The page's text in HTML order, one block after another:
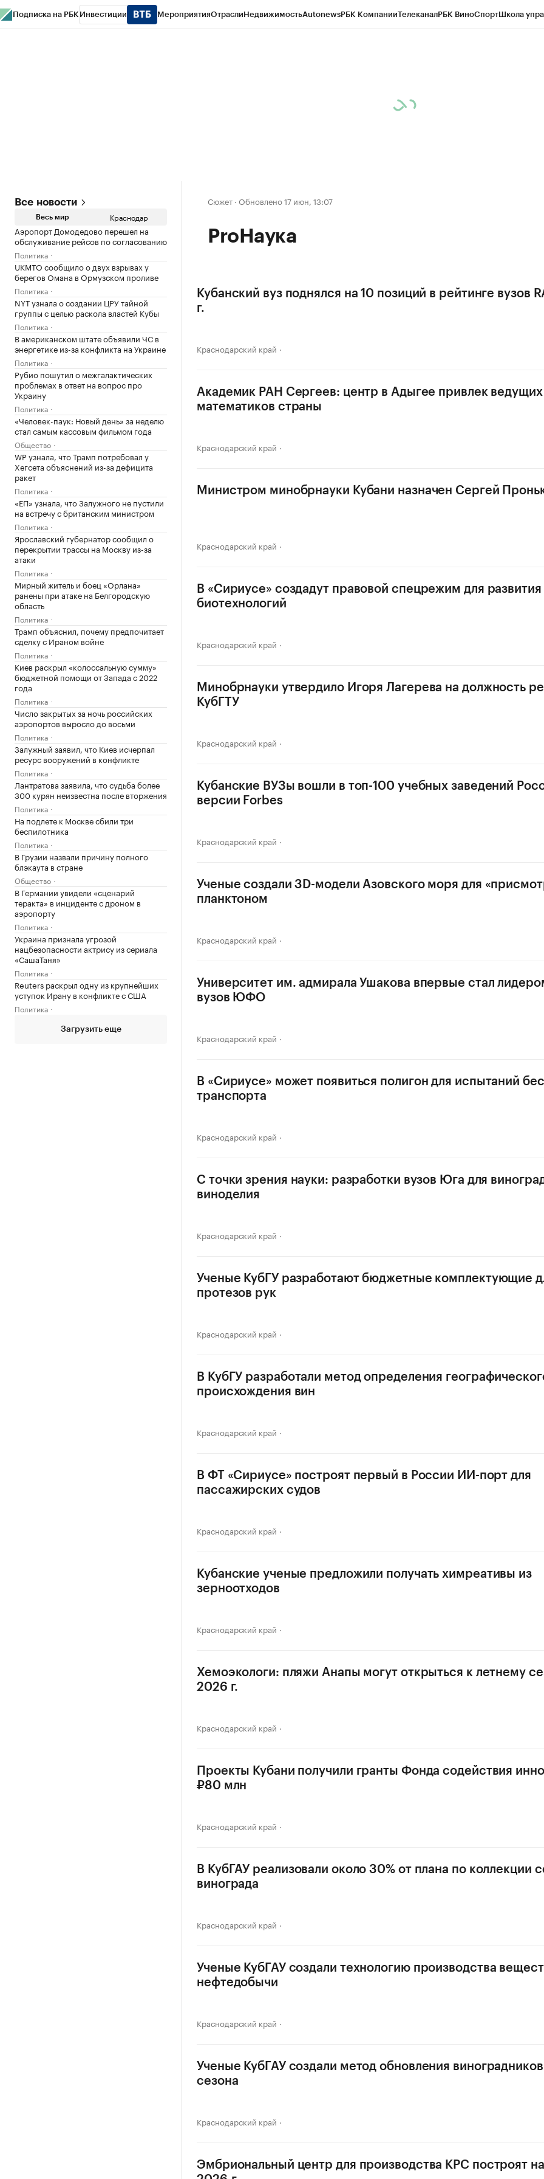
Подписка на РБК Инвестиции МероприятияОтраслиНедвижимостьAutonewsРБК КомпанииТелеканалРБК ВиноСпортШкола
Все новости
Весь мир Краснодар
Аэропорт Домодедово перешел на
обслуживание рейсов по согласованию
Политика
UKMTO сообщило о двух взрывах у
берегов Омана в Ормузском проливе
Политика
NYT узнала о создании ЦРУ тайной
группы с целью раскола властей Кубы
Политика
В американском штате объявили ЧС в
энергетике из-за конфликта на Украине
Политика
Рубио пошутил о межгалактических
проблемах в ответ на вопрос про
Украину
Политика
«Человек-паук: Новый день» за неделю
стал самым кассовым фильмом года
Общество
WP узнала, что Трамп потребовал у
Хегсета объяснений из-за дефицита
ракет
Политика
«ЕП» узнала, что Залужного не пустили
на встречу с британским министром
Политика
Ярославский губернатор сообщил о
перекрытии трассы на Москву из-за
атаки
Политика
Мирный житель и боец «Орлана»
ранены при атаке на Белгородскую
область
Политика
Трамп объяснил, почему предпочитает
сделку с Ираном войне
Политика
Киев раскрыл «колоссальную сумму»
бюджетной помощи от Запада с 2022
года
Политика
Число закрытых за ночь российских
аэропортов выросло до восьми
Политика
Залужный заявил, что Киев исчерпал
ресурс вооружений в конфликте
Политика
Лантратова заявила, что судьба более
300 курян неизвестна после вторжения
Политика
На подлете к Москве сбили три
беспилотника
Политика
В Грузии назвали причину полного
блэкаута в стране
Общество
В Германии увидели «сценарий
теракта» в инциденте с дроном в
аэропорту
Политика
Украина признала угрозой
нацбезопасности актрису из сериала
«СашаТаня»
Политика
Reuters раскрыл одну из крупнейших
уступок Ирану в конфликте с США
Политика
Загрузить еще
Сюжет · Обновлено 17 июн, 13:07
ProНаука
Кубанский вуз поднялся на 10 позиций в рейтинге вузов
г.
Краснодарский край
Академик РАН Сергеев: центр в Адыгее привлек ведущих
математиков страны
Краснодарский край
Министром минобрнауки Кубани назначен Сергей
Краснодарский край
В «Сириусе» создадут правовой спецрежим для развития
биотехнологий
Краснодарский край
Минобрнауки утвердило Игоря Лагерева на должность
КубГТУ
Краснодарский край
Кубанские ВУЗы вошли в топ-100 учебных заведений
версии Forbes
Краснодарский край
Ученые создали 3D-модели Азовского моря для
планктоном
Краснодарский край
Университет им. адмирала Ушакова впервые стал
вузов ЮФО
Краснодарский край
В «Сириусе» может появиться полигон для испытаний
транспорта
Краснодарский край
С точки зрения науки: разработки вузов Юга для
виноделия
Краснодарский край
Ученые КубГУ разработают бюджетные комплектующие
протезов рук
Краснодарский край
В КубГУ разработали метод определения
происхождения вин
Краснодарский край
В ФТ «Сириусе» построят первый в России ИИ-порт для
пассажирских судов
Краснодарский край
Кубанские ученые предложили получать химреативы из
зерноотходов
Краснодарский край
Хемоэкологи: пляжи Анапы могут открыться к летнему
2026 г.
Краснодарский край
Проекты Кубани получили гранты Фонда содействия
₽80 млн
Краснодарский край
В КубГАУ реализовали около 30% от плана по коллекции
винограда
Краснодарский край
Ученые КубГАУ создали технологию производства
нефтедобычи
Краснодарский край
Ученые КубГАУ создали метод обновления виноградников
сезона
Краснодарский край
Эмбриональный центр для производства КРС построят